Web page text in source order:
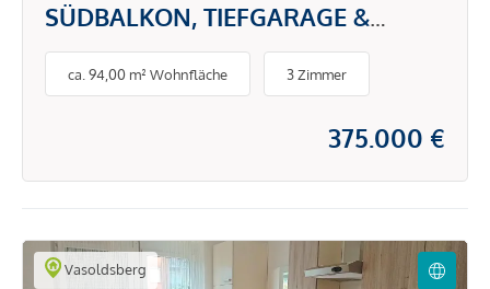
SÜDBALKON, TIEFGARAGE &
GEMEINSCHAFTSGARTEN
ca. 94,00 m² Wohnfläche 3 Zimmer
375.000 €
Vasoldsberg